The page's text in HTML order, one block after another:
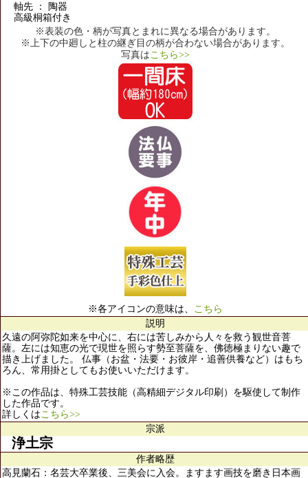
軸先 ： 陶器
高級桐箱付き
※表装の色・柄が写真とまれに異なる場合があります。
※上下の中廻しと柱の継ぎ目の柄が合わない場合があります。
写真はこちら>>
※各アイコンの意味は、 こちら
説明
久遠の阿弥陀如来を中心に、右には苦しみから人々を救う観世音菩
薩。左には知恵の光で現世を照らす勢至菩薩を、佛徳極まりない趣で
描き上げました。 仏事（お盆・法要・お彼岸・追善供養など）はもち
ろん、常用掛としてもお使いいただけます。
※この作品は、特殊工芸技能（高精細デジタル印刷）を駆使して制作
した作品です。
詳しくはこちら>>
宗派
浄土宗
作者略歴
高見蘭石：名芸大卒業後、三美会に入会。ますます画技を磨き日本画